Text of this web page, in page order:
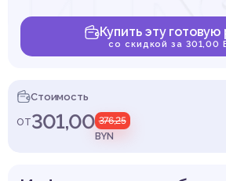
Купить эту готовую
со скидкой за 301,00
Стоимость
от301,00 376,25
BYN